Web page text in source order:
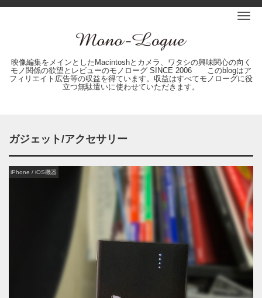
映像編集をメインとしたMacintoshとカメラ、ワタシの興味関心の向く
モノ関係の欲望とレビューのモノローグ SINCE 2006 このblogはア
フィリエイト広告等の収益を得ています。収益はすべてモノローグに役
立つ無駄遣いに使わせていただきます。
ガジェット/アクセサリー
iPhone / iOS機器